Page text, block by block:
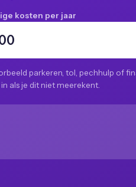
kosten per jaar
parkeren, tol, pechhulp of
als je dit niet meerekent.